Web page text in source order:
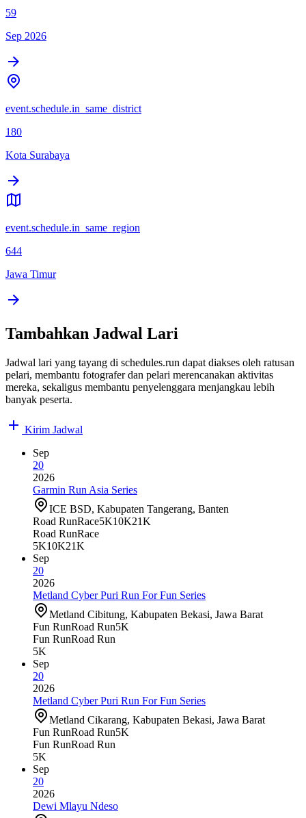
59
Sep 2026
event.schedule.in_same_district
180
Kota Surabaya
event.schedule.in_same_region
644
Jawa Timur
Tambahkan Jadwal Lari
Jadwal lari yang tayang di schedules.run dapat diakses oleh ratusan
pelari, membantu fotografer dan pelari merencanakan aktivitas
mereka, sekaligus membantu penyelenggara menjangkau lebih
banyak peserta.
Kirim Jadwal
Sep
20
2026
Garmin Run Asia Series
ICE BSD, Kabupaten Tangerang, Banten
Road RunRace5K10K21K
Road RunRace
5K10K21K
Sep
20
2026
Metland Cyber Puri Run For Fun Series
Metland Cibitung, Kabupaten Bekasi, Jawa Barat
Fun RunRoad Run5K
Fun RunRoad Run
5K
Sep
20
2026
Metland Cyber Puri Run For Fun Series
Metland Cikarang, Kabupaten Bekasi, Jawa Barat
Fun RunRoad Run5K
Fun RunRoad Run
5K
Sep
20
2026
Dewi Mlayu Ndeso